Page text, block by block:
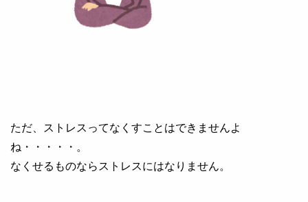
ただ、ストレスってなくすことはできませんよ
ね・・・・・。
なくせるものならストレスにはなりません。